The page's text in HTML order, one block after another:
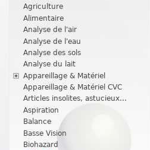
Agriculture
Alimentaire
Analyse de l'air
Analyse de l'eau
Analyse des sols
Analyse du lait
Appareillage & Matériel
Appareillage & Matériel CVC
Articles insolites, astucieux...
Aspiration
Balance
Basse Vision
Biohazard